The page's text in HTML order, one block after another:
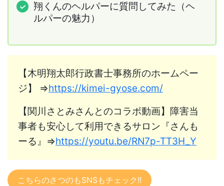
翔くんのヘルパーに質問してみた（ヘ
ルパーの魅力）
【木明翔太郎行政書士事務所のホームペー
ジ】 ⇒https://kimei-gyose.com/
【関川さとみさんとのコラボ動画】障害当
事者も安心して利用できるサロン『さんも
ーる』⇒https://youtu.be/RN7p-TT3H_Y
こちらのさつのもSNSもチェック!!